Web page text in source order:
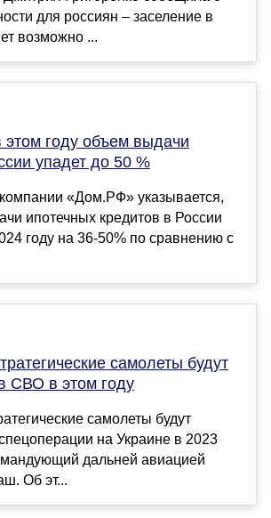
для россиян – заселение в
возможно ...
году объем выдачи
упадет до 50 %
«Дом.РФ» указывается,
ипотечных кредитов в России
году на 36-50% по сравнению с
самолеты будут
СВО в этом году
самолеты будут
на Украине в 2023
дальней авиацией
Об эт...